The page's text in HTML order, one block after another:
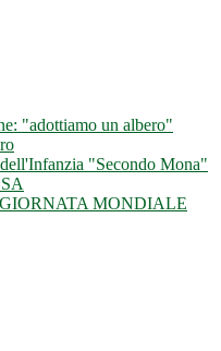
"adottiamo un albero"
"Secondo Mona"
MONDIALE